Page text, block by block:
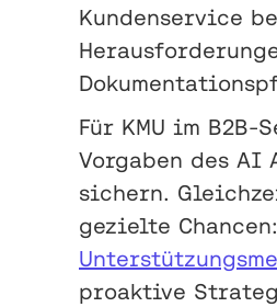
Kundenservice
Für KMU im
Vorgaben des AI
sichern.
gezielte
proaktive